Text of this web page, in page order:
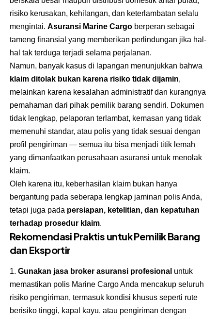
risiko kerusakan, kehilangan, dan keterlambatan selalu
mengintai. Asuransi Marine Cargo berperan sebagai
tameng finansial yang memberikan perlindungan jika hal-
hal tak terduga terjadi selama perjalanan.
Namun, banyak kasus di lapangan menunjukkan bahwa
klaim ditolak bukan karena risiko tidak dijamin,
melainkan karena kesalahan administratif dan kurangnya
pemahaman dari pihak pemilik barang sendiri. Dokumen
tidak lengkap, pelaporan terlambat, kemasan yang tidak
memenuhi standar, atau polis yang tidak sesuai dengan
profil pengiriman — semua itu bisa menjadi titik lemah
yang dimanfaatkan perusahaan asuransi untuk menolak
klaim.
Oleh karena itu, keberhasilan klaim bukan hanya
bergantung pada seberapa lengkap jaminan polis Anda,
tetapi juga pada persiapan, ketelitian, dan kepatuhan
terhadap prosedur klaim.
Rekomendasi Praktis untuk Pemilik Barang
dan Eksportir
Gunakan jasa broker asuransi profesional untuk
memastikan polis Marine Cargo Anda mencakup seluruh
risiko pengiriman, termasuk kondisi khusus seperti rute
berisiko tinggi, kapal kayu, atau pengiriman dengan